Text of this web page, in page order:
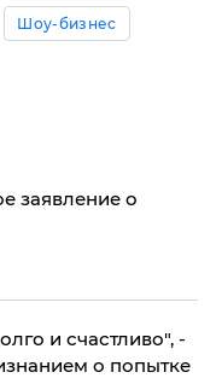
Шоу-бизнес
заявление о
и счастливо", -
о попытке